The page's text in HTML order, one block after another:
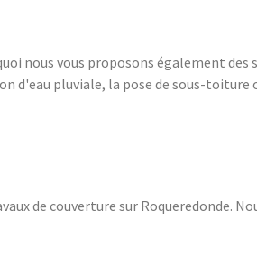
nous vous proposons également
d'eau pluviale, la pose de sous-
de couverture sur Roqueredonde.